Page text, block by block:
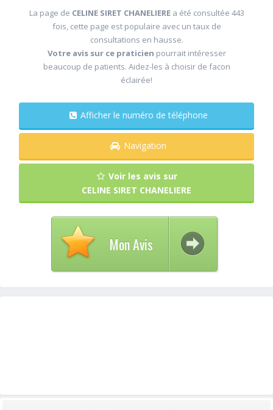
La page de CELINE SIRET CHANELIERE a été consultée 443
fois, cette page est populaire avec un taux de
consultations en hausse.
Votre avis sur ce praticien pourrait intéresser
beaucoup de patients. Aidez-les à choisir de facon
éclairée!
Afficher le numéro de téléphone
Navigation
Voir les avis sur
CELINE SIRET CHANELIERE
Mon Avis